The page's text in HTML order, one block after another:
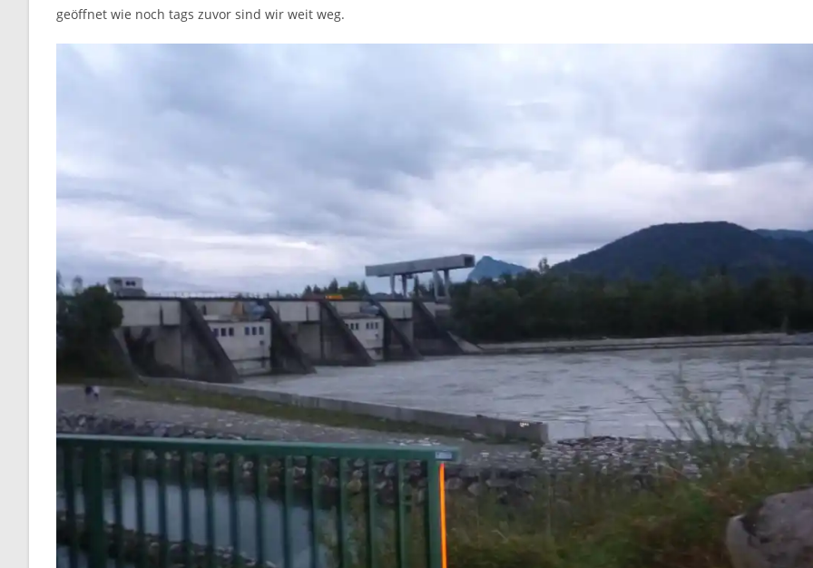
geöffnet wie noch tags zuvor sind wir weit weg.